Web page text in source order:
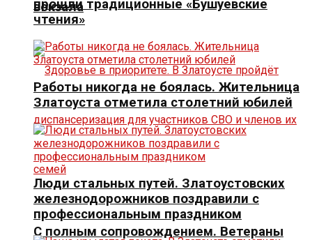
вокзала
С полным сопровождением. Ветераны
прошли традиционные «Бушуевские
чтения»
Работы никогда не боялась. Жительница
Златоуста отметила столетний юбилей
Люди стальных путей. Златоустовских
железнодорожников поздравили с
профессиональным праздником